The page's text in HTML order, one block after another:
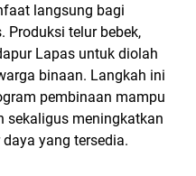
langsung bagi
Produksi telur bebek,
Lapas untuk diolah
binaan. Langkah ini
pembinaan mampu
sekaligus meningkatkan
yang tersedia.